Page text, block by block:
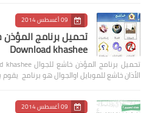
09 أغسطس 2014
تحميل برنامج
Download khashee
الأذان خاشع للموبايل اوالجوال هو برنامج
09 أغسطس 2014